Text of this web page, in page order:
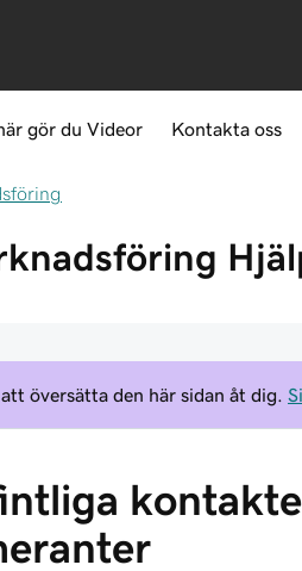
gör du Videor Kontakta oss
översätta den här sidan åt dig.